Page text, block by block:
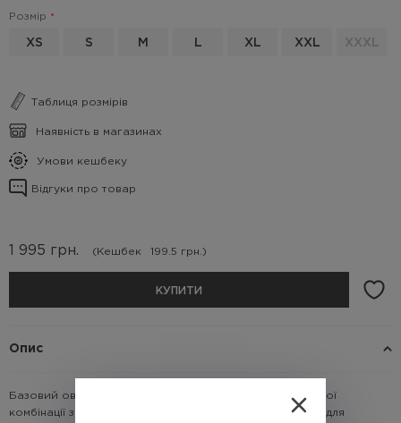
Розмір
XS S M L XL XXL XXXL
Таблиця розмірів
Наявність в магазинах
Умови кешбеку
Відгуки про товар
1 995 грн. (Кешбек 199.5 грн.)
КУПИТИ
Опис
Базовий оверсайз з мінімалістичним дизайном для легкої
комбінації з різноманітними речами. А щільна тканина - для